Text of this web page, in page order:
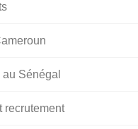
Sénégal
recrutement